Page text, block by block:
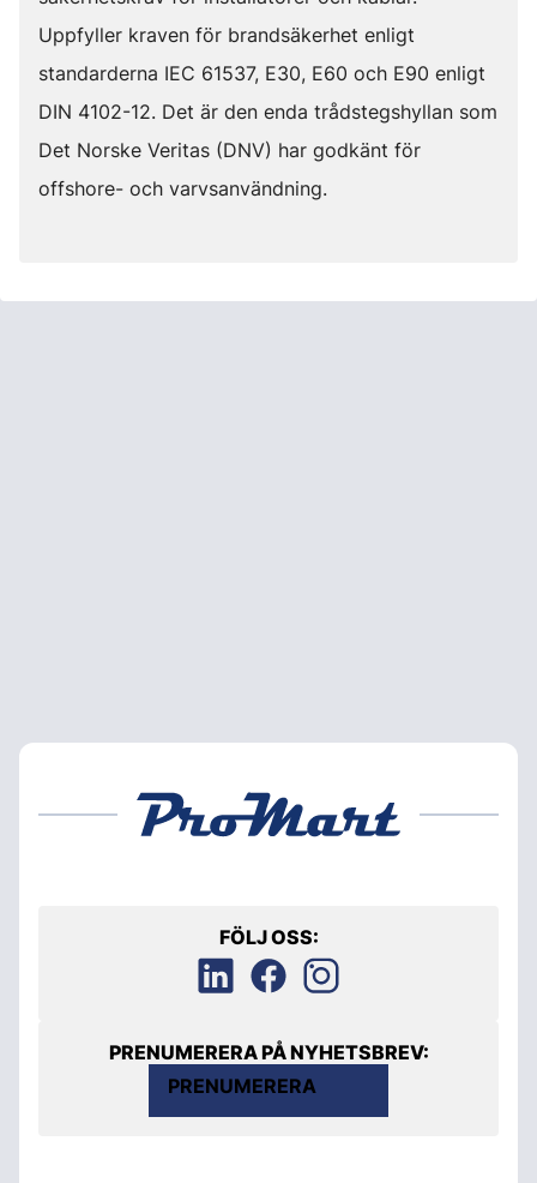
Uppfyller kraven för brandsäkerhet enligt
standarderna IEC 61537, E30, E60 och E90 enligt
DIN 4102-12. Det är den enda trådstegshyllan som
Det Norske Veritas (DNV) har godkänt för
offshore- och varvsanvändning.
FÖLJ OSS:
PRENUMERERA PÅ NYHETSBREV:
PRENUMERERA